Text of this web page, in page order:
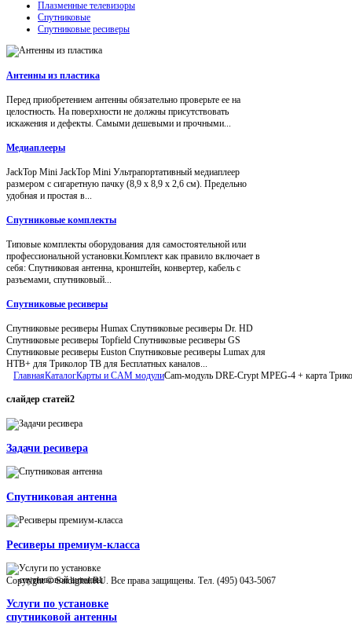
Плазменные телевизоры
Спутниковые
Спутниковые ресиверы
Антенны из пластика
Перед приобретением антенны обязательно проверьте ее на
целостность. На поверхности не должны присутствовать
искажения и дефекты. Самыми дешевыми и прочными...
Медиаплееры
JackTop Mini JackTop Mini Ультрапортативный медиаплеер
размером с сигаретную пачку (8,9 x 8,9 x 2,6 см). Предельно
удобная и простая в...
Спутниковые комплекты
Типовые комплекты оборудования для самостоятельной или
профессиональной установки.Комплект как правило включает в
себя: Спутниковая антенна, кронштейн, конвертер, кабель с
разъемами, спутниковый...
Спутниковые ресиверы
Спутниковые ресиверы Humax Спутниковые ресиверы Dr. HD
Спутниковые ресиверы Topfield Спутниковые ресиверы GS
Спутниковые ресиверы Euston Спутниковые ресиверы Lumax для
НТВ+ для Триколор ТВ для Бесплатных каналов...
ГлавнаяКаталогКарты и CAM модулиCam-модуль DRE-Crypt MPEG-4 + карта
слайдер статей2
Задачи ресивера
Спутниковая антенна
Ресиверы премиум-класса
Услуги по установке
спутниковой антенны
Copyright © Satdigital.RU. Все права защищены. Тел. (495) 043-5067